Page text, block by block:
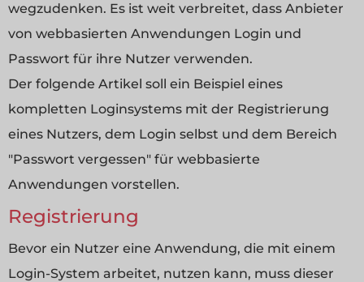
wegzudenken. Es ist weit verbreitet, dass Anbieter
von webbasierten Anwendungen Login und
Passwort für ihre Nutzer verwenden.
Der folgende Artikel soll ein Beispiel eines
kompletten Loginsystems mit der Registrierung
eines Nutzers, dem Login selbst und dem Bereich
"Passwort vergessen" für webbasierte
Anwendungen vorstellen.
Registrierung
Bevor ein Nutzer eine Anwendung, die mit einem
Login-System arbeitet, nutzen kann, muss dieser